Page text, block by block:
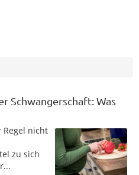
Schwangerschaft: Was
Regel nicht
zu sich